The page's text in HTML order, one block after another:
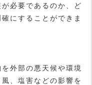
必要であるのか、ど
にすることができま
外部の悪天候や環境
、塩害などの影響を